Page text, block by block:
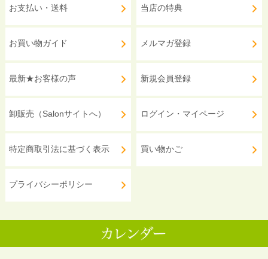
お支払い・送料
お買い物ガイド
最新★お客様の声
卸販売（Salonサイトへ）
特定商取引法に基づく表示
プライバシーポリシー
当店の特典
メルマガ登録
新規会員登録
ログイン・マイページ
買い物かご